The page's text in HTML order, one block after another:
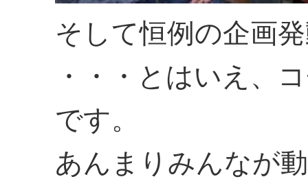
そして恒例の企画
・・・とはいえ、
です。
あんまりみんなが